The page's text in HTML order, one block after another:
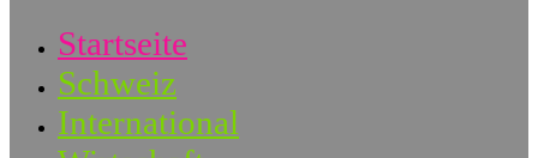
Startseite
Schweiz
International